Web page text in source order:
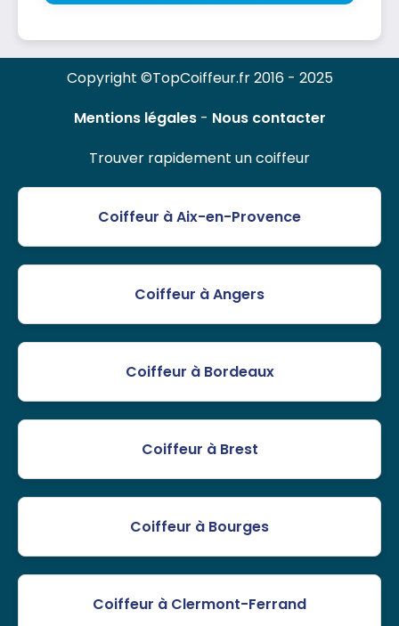
Copyright ©TopCoiffeur.fr 2016 - 2025
Mentions légales- Nous contacter
Trouver rapidement un coiffeur
Coiffeur à Aix-en-Provence
Coiffeur à Angers
Coiffeur à Bordeaux
Coiffeur à Brest
Coiffeur à Bourges
Coiffeur à Clermont-Ferrand